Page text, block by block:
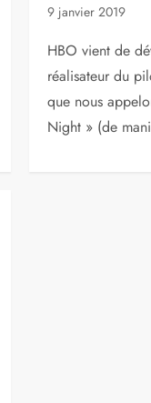
9 janvier 2019
HBO vient de
réalisateur du
que nous
Night » (de